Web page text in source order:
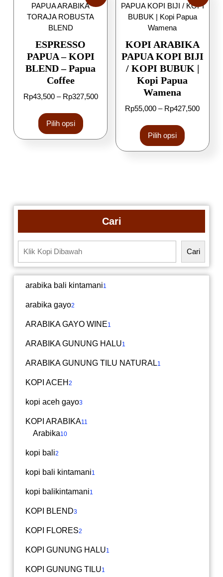
ESPRESSO
PAPUA – KOPI
BLEND – Papua
Coffee
Rp43,500 – Rp327,500
Pilih opsi
KOPI ARABIKA
PAPUA KOPI BIJI
/ KOPI BUBUK |
Kopi Papua
Wamena
Rp55,000 – Rp427,500
Pilih opsi
Cari
Cari
arabika bali kintamani1
arabika gayo2
ARABIKA GAYO WINE1
ARABIKA GUNUNG HALU1
ARABIKA GUNUNG TILU NATURAL1
KOPI ACEH 2
kopi aceh gayo3
KOPI ARABIKA11
Arabika10
kopi bali2
kopi bali kintamani1
kopi balikintamani1
KOPI BLEND3
KOPI FLORES2
KOPI GUNUNG HALU1
KOPI GUNUNG TILU1